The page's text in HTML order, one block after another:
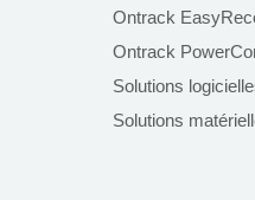
Ontrack
Ontrack
Solutions
Solutions